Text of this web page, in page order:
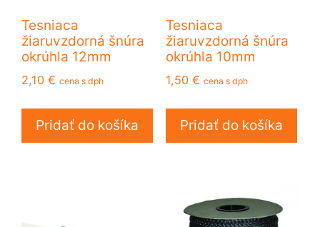
Tesniaca
žiaruvzdorná šnúra
okrúhla 12mm
2,10 € cena s dph
Pridať do košíka
Tesniaca
žiaruvzdorná šnúra
okrúhla 10mm
1,50 € cena s dph
Pridať do košíka